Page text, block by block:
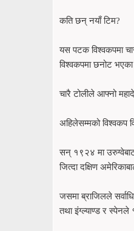
कति छन् नयाँ टिम?
यस पटक विश्वकपमा
विश्वकपमा छनोट
चारै टोलीले आफ्नो
अहिलेसम्मको विश्वकप
सन् १९२४ मा
जित्दा दक्षिण
जसमा ब्राजिलले
तथा इंग्ल्याण्ड र